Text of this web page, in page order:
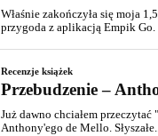
Właśnie zakończyła się moja
przygoda z aplikacją Empik Go.
Recenzje książek
Przebudzenie –
Już dawno chciałem przeczytać
Anthony'ego de Mello.